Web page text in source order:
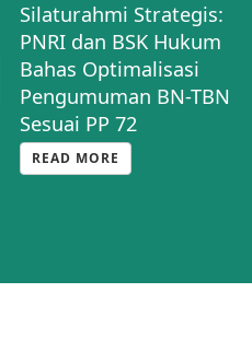
Silaturahmi Strategis:
PNRI dan BSK Hukum
Bahas Optimalisasi
Pengumuman BN-TBN
Sesuai PP 72
READ MORE